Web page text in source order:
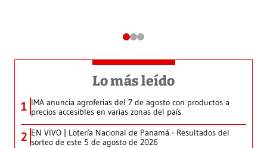
Lo más leído
1 IMA anuncia agroferias del 7 de agosto con productos a
precios accesibles en varias zonas del país
2 EN VIVO | Lotería Nacional de Panamá - Resultados del
sorteo de este 5 de agosto de 2026